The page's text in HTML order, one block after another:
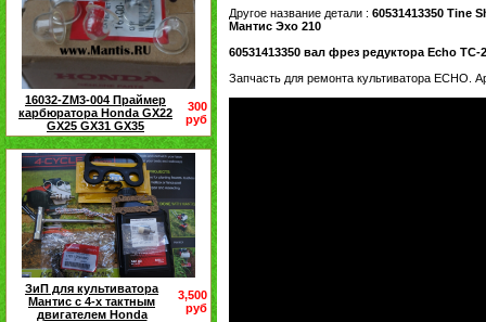
16032-ZM3-004 Праймер
карбюратора Honda GX22
GX25 GX31 GX35
300
руб
ЗиП для культиватора
Мантис с 4-х тактным
двигателем Honda
3,500
руб
Другое название детали : 60531413350 Tine
Мантис Эхо 210
60531413350 вал фрез редуктора Echo TC-
Запчасть для ремонта культиватора ECHO.